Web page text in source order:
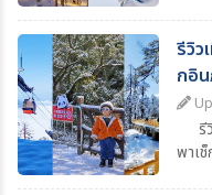
รีวิว
กอิน
แล
รี
พาเ